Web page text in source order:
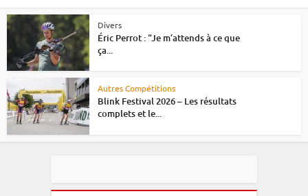
Divers
Éric Perrot : “Je m’attends à ce que
ça...
Autres Compétitions
Blink Festival 2026 – Les résultats
complets et le...